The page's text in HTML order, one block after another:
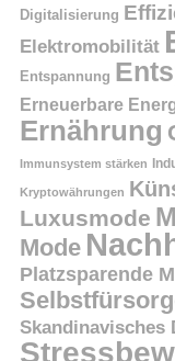
Digitalisierung
Elektromobilität
Entspannung
Erneuerbare
Ernährung
Immunsystem stärken
Kryptowährungen
Luxusmode
Mode
Platzsparende
Skandinavisches